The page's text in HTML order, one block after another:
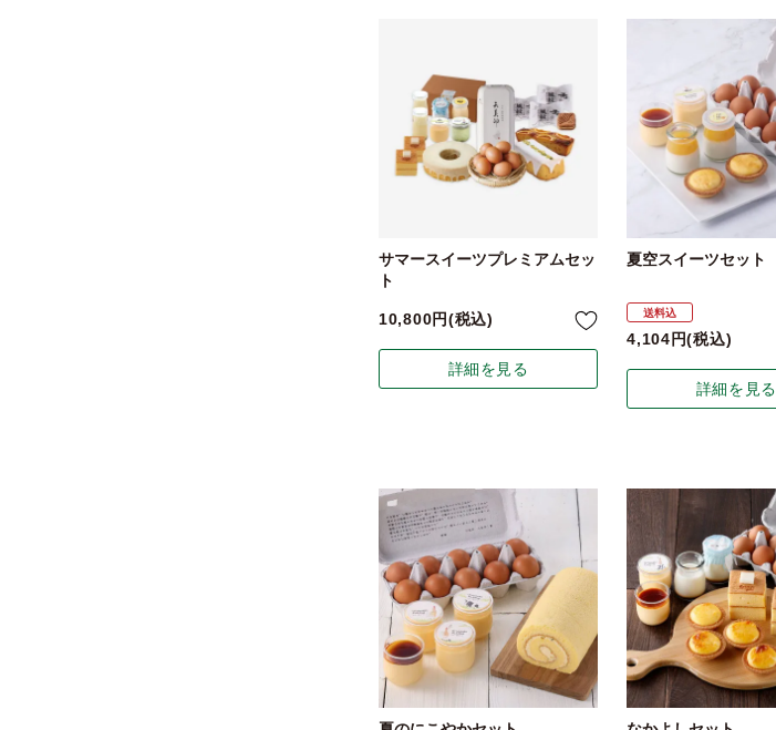
サマースイーツプレミアムセッ
ト
10,800 税込
詳細を見る
夏空スイーツセット
送料込
4,104 税込
詳細を見る